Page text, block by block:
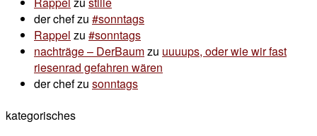
der chefzu #sonntags
Rappel zu #sonntags
nachträge – DerBaumzu uuuups, oder wie wir fast
riesenrad gefahren wären
der chefzu sonntags
kategorisches